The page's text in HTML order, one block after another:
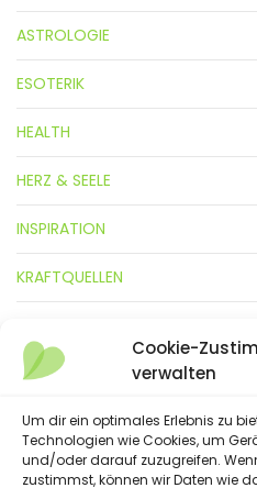
Cookie-
verwalten
Um dir ein optimales Erlebnis zu
Technologien wie Cookies, um
und/oder darauf zuzugreifen.
zustimmst, können wir Daten wie
ASTROLOGIE
ESOTERIK
HEALTH
HERZ & SEELE
INSPIRATION
KRAFTQUELLEN
LEBENSFREUDE
LIFESTYLE
NATUR